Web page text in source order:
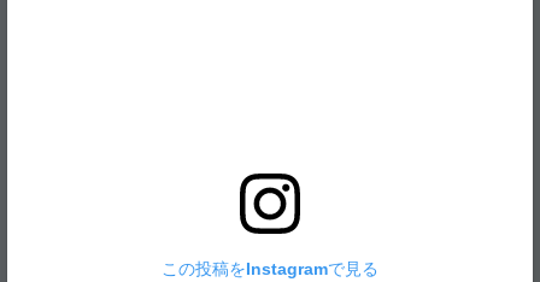
この投稿をInstagramで見る